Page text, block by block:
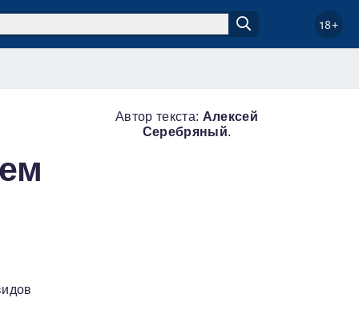
18+
Автор текста: Алексей
Серебряный.